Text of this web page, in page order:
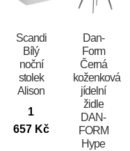
Scandi
Bílý
noční
stolek
Alison
1
657 Kč
​​​​​Dan-
Form
Černá
koženková
jídelní
židle
DAN-
FORM
Hype